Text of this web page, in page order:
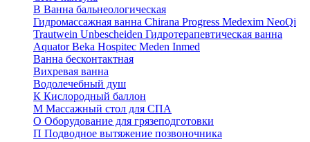
В Ванна бальнеологическая
Гидромассажная ванна Chirana Progress Medexim NeoQi
Trautwein Unbescheiden Гидротерапевтическая ванна
AquatorBeka Hospitec Meden Inmed
Ванна бесконтактная
Вихревая ванна
Водолечебный душ
К Кислородный баллон
М Массажный стол для СПА
О Оборудование для грязеподготовки
П Подводное вытяжение позвоночника